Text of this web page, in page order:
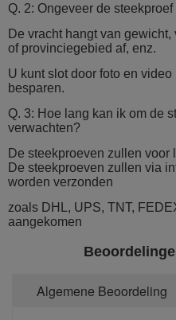
Q. 2: Ongeveer de
De vracht hangt van
of provinciegebied af, enz.
U kunt slot door foto en
besparen.
Q. 3: Hoe lang kan ik om de
verwachten?
De steekproeven zullen
De steekproeven zullen via
worden verzonden
zoals DHL, UPS, TNT,
aangekomen
Algemene Beoordeling